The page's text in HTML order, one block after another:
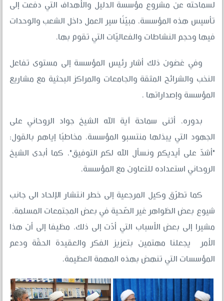
لسماحته عن مشروع مؤسسة الدليل والأهداف التي دفعت إلى
تأسيس هذه المؤسسة، مبيّنًا سير العمل داخل الشعب والوحدات
فيها وحجم النشاطات والفعاليّات التي تقوم بها.
وفي غضون ذلك أشار رئيس المؤسسة إلى مستوى تفاعل
النخب والشرائح المثقة والجامعات والمراكز البحثية مع مشاريع
المؤسسة وإصداراتها .
بدوره، أثنى سماحة آية الله الشيخ جواد الروحاني على
الجهود التي يبذلها منتسبو المؤسسة، مخاطبًا إياهم بالقول:
"أشدّ على أيديكم ونسأل الله لكم التوفيق"، كما أبدى الشيخ
الروحاني استعداده للتعاون مع المؤسسة.
كما تطرّق وكيل المرجعية إلى خطر انتشار الإلحاد الى جانب
شيوع بعض الظواهر غير الصّحية في بعض المجتمعات المسلمة،
مشيرا إلى بعض الأسباب التي أدّت إلى ذلك، مظيفا إلى أن هذا
الأمر يجعلنا مهتمين بتعزيز الفكر والعقيدة الحقّة ودعم
المؤسسات التي تنهض بهذه المهمة العظيمة.